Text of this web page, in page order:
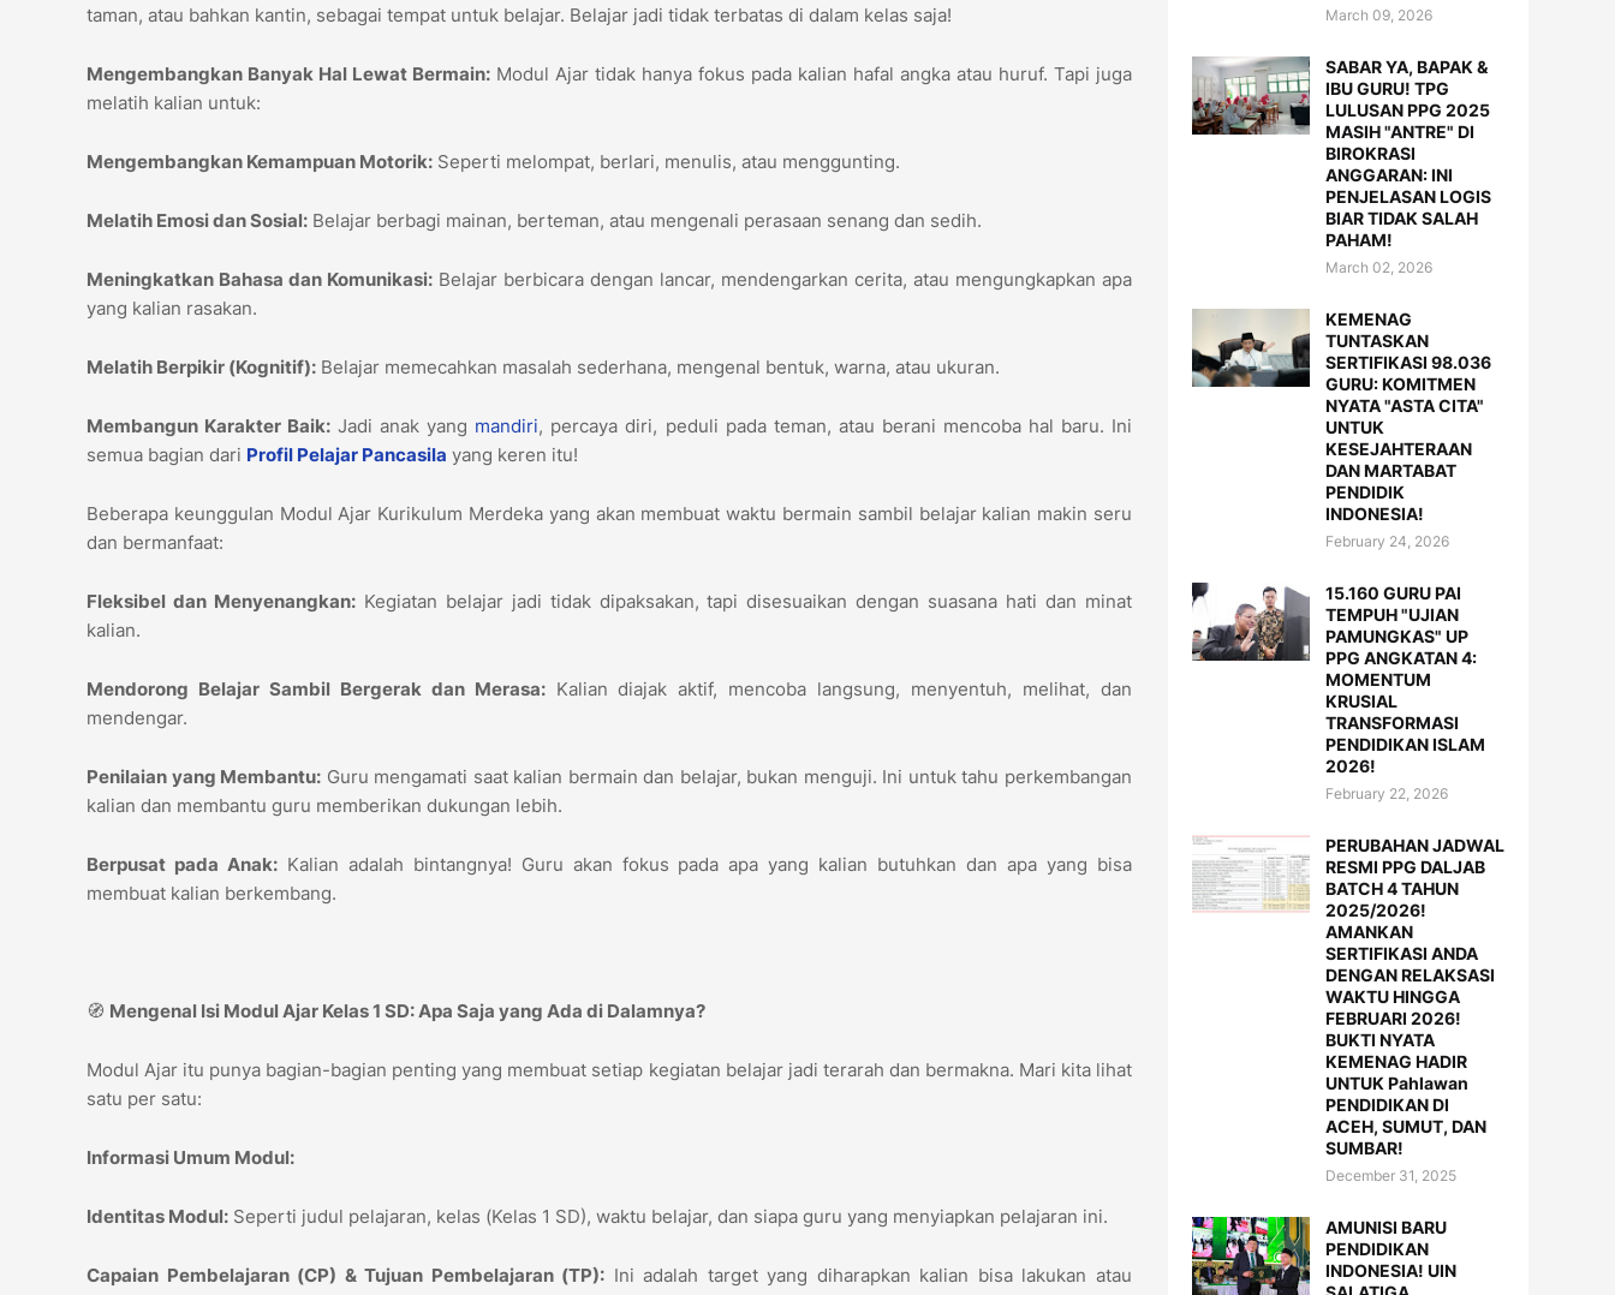
taman, atau bahkan kantin, sebagai tempat untuk belajar. Belajar jadi tidak terbatas di dalam kelas saja!
Mengembangkan Banyak Hal Lewat Bermain: Modul Ajar tidak hanya fokus pada kalian hafal angka atau huruf. Tapi juga
melatih kalian untuk:
Mengembangkan Kemampuan Motorik: Seperti melompat, berlari, menulis, atau menggunting.
Melatih Emosi dan Sosial: Belajar berbagi mainan, berteman, atau mengenali perasaan senang dan sedih.
Meningkatkan Bahasa dan Komunikasi: Belajar berbicara dengan lancar, mendengarkan cerita, atau mengungkapkan apa
yang kalian rasakan.
Melatih Berpikir (Kognitif): Belajar memecahkan masalah sederhana, mengenal bentuk, warna, atau ukuran.
Membangun Karakter Baik: Jadi anak yang mandiri, percaya diri, peduli pada teman, atau berani mencoba hal baru. Ini
semua bagian dari Profil Pelajar Pancasila yang keren itu!
Beberapa keunggulan Modul Ajar Kurikulum Merdeka yang akan membuat waktu bermain sambil belajar kalian makin seru
dan bermanfaat:
Fleksibel dan Menyenangkan:Kegiatan belajar jadi tidak dipaksakan, tapi disesuaikan dengan suasana hati dan minat
kalian.
Mendorong Belajar Sambil Bergerak dan Merasa:Kalian diajak aktif, mencoba langsung, menyentuh, melihat, dan
mendengar.
Penilaian yang Membantu: Guru mengamati saat kalian bermain dan belajar, bukan menguji. Ini untuk tahu perkembangan
kalian dan membantu guru memberikan dukungan lebih.
Berpusat pada Anak:Kalian adalah bintangnya! Guru akan fokus pada apa yang kalian butuhkan dan apa yang bisa
membuat kalian berkembang.
🧭 Mengenal Isi Modul Ajar Kelas 1 SD: Apa Saja yang Ada di Dalamnya?
Modul Ajar itu punya bagian-bagian penting yang membuat setiap kegiatan belajar jadi terarah dan bermakna. Mari kita lihat
satu per satu:
Informasi Umum Modul:
Identitas Modul: Seperti judul pelajaran, kelas (Kelas 1 SD), waktu belajar, dan siapa guru yang menyiapkan pelajaran ini.
Capaian Pembelajaran (CP) & Tujuan Pembelajaran (TP): Ini adalah target yang diharapkan kalian bisa lakukan atau
March 09, 2026
SABAR YA, BAPAK &
IBU GURU! TPG
LULUSAN PPG 2025
MASIH "ANTRE" DI
BIROKRASI
ANGGARAN: INI
PENJELASAN LOGIS
BIAR TIDAK SALAH
PAHAM!
March 02, 2026
KEMENAG
TUNTASKAN
SERTIFIKASI 98.036
GURU: KOMITMEN
NYATA "ASTA CITA"
UNTUK
KESEJAHTERAAN
DAN MARTABAT
PENDIDIK
INDONESIA!
February 24, 2026
15.160 GURU PAI
TEMPUH "UJIAN
PAMUNGKAS" UP
PPG ANGKATAN 4:
MOMENTUM
KRUSIAL
TRANSFORMASI
PENDIDIKAN ISLAM
2026!
February 22, 2026
PERUBAHAN JADWAL
RESMI PPG DALJAB
BATCH 4 TAHUN
2025/2026!
AMANKAN
SERTIFIKASI ANDA
DENGAN RELAKSASI
WAKTU HINGGA
FEBRUARI 2026!
BUKTI NYATA
KEMENAG HADIR
UNTUK Pahlawan
PENDIDIKAN DI
ACEH, SUMUT, DAN
SUMBAR!
December 31, 2025
AMUNISI BARU
PENDIDIKAN
INDONESIA! UIN